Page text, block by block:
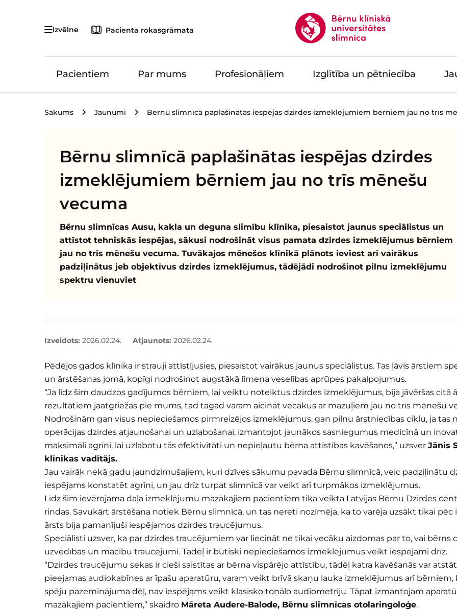
Izvēlne Pacienta rokasgrāmata
Pacientiem Par mums Profesionāļiem Izglītība un pētniecība
Sākums Jaunumi Bērnu slimnīcā paplašinātas iespējas dzirdes izmeklējumiem bērniem jau no trīs
Bērnu slimnīcā paplašinātas iespējas dzirdes
izmeklējumiem bērniem jau no trīs mēnešu
vecuma
Bērnu slimnīcas Ausu, kakla un deguna slimību klīnika, piesaistot jaunus speciālistus un
attīstot tehniskās iespējas, sākusi nodrošināt visus pamata dzirdes izmeklējumus bērniem
jau no trīs mēnešu vecuma. Tuvākajos mēnešos klīnikā plānots ieviest arī vairākus
padziļinātus jeb objektīvus dzirdes izmeklējumus, tādējādi nodrošinot pilnu izmeklējumu
spektru vienuviet
Izveidots: 2026.02.24. Atjaunots: 2026.02.24.
Pēdējos gados klīnika ir strauji attīstījusies, piesaistot vairākus jaunus speciālistus. Tas ļāvis ārstiem
un ārstēšanas jomā, kopīgi nodrošinot augstākā līmeņa veselības aprūpes pakalpojumus.
“Ja līdz šim daudzos gadījumos bērniem, lai veiktu noteiktus dzirdes izmeklējumus, bija jāvēršas citā
rezultātiem jāatgriežas pie mums, tad tagad varam aicināt vecākus ar mazuļiem jau no trīs mēnešu
Nodrošinām gan visus nepieciešamos pirmreizējos izmeklējumus, gan pilnu ārstniecības ciklu, ja tas
operācijas dzirdes atjaunošanai un uzlabošanai, izmantojot jaunākos sasniegumus medicīnā un
maksimāli agrīni, lai uzlabotu tās efektivitāti un nepieļautu bērna attīstības kavēšanos,” uzsver Jānis
klīnikas vadītājs.
Jau vairāk nekā gadu jaundzimušajiem, kuri dzīves sākumu pavada Bērnu slimnīcā, veic padziļinātu
iespējams konstatēt agrīni, un jau drīz turpat slimnīcā var veikt arī turpmākos izmeklējumus.
Līdz šim ievērojama daļa izmeklējumu mazākajiem pacientiem tika veikta Latvijas Bērnu Dzirdes
rindas. Savukārt ārstēšana notiek Bērnu slimnīcā, un tas nereti nozīmēja, ka to varēja uzsākt tikai
ārsts bija pamanījuši iespējamos dzirdes traucējumus.
Speciālisti uzsver, ka par dzirdes traucējumiem var liecināt ne tikai vecāku aizdomas par to, vai bērns
uzvedības un mācību traucējumi. Tādēļ ir būtiski nepieciešamos izmeklējumus veikt iespējami drīz.
“Dzirdes traucējumu sekas ir cieši saistītas ar bērna vispārējo attīstību, tādēļ katra kavēšanās var
pieejamas audiokabīnes ar īpašu aparatūru, varam veikt brīvā skaņu lauka izmeklējumus arī
spēju pazeminājuma dēļ, nav iespējams veikt klasisko tonālo audiometriju. Tāpat izmantojam
mazākajiem pacientiem,” skaidro Māreta Audere-Balode, Bērnu slimnīcas otolaringoloģe.